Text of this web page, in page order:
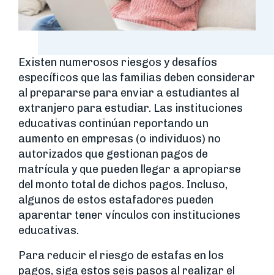
Existen numerosos riesgos y desafíos
específicos que las familias deben considerar
al prepararse para enviar a estudiantes al
extranjero para estudiar. Las instituciones
educativas continúan reportando un
aumento en empresas (o individuos) no
autorizados que gestionan pagos de
matrícula y que pueden llegar a apropiarse
del monto total de dichos pagos. Incluso,
algunos de estos estafadores pueden
aparentar tener vínculos con instituciones
educativas.
Para reducir el riesgo de estafas en los
pagos, siga estos seis pasos al realizar el